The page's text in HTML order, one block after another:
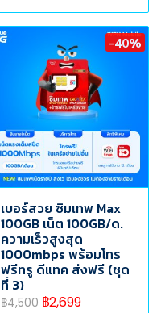
-40%
เบอร์สวย ซิมเทพ Max
100GB เน็ต 100GB/ด.
ความเร็วสูงสุด
1000mbps พร้อมโทร
ฟรีทรู ดีแทค ส่งฟรี (ชุด
ที่ 3)
฿4,500 ฿2,699